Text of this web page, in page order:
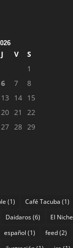
J V
S
1
6 7
8
13 14 15
20 21
22
27 28 29
(1) Café Tacuba (1)
Daidaros(6) El Niche
español (1) feed(2)